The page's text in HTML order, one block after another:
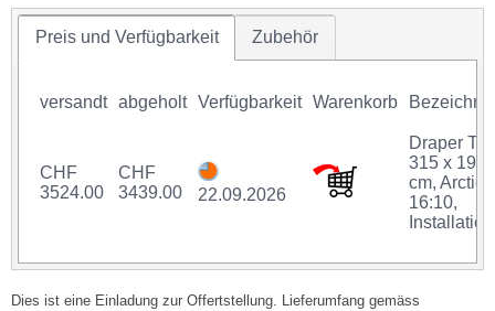
Preis und Verfügbarkeit Zubehör
versandt abgeholt Verfügbarkeit Warenkorb
CHF
3524.00
CHF
3439.00
22.09.2026
Draper
315 x 197
cm, Arctiq,
16:10,
Installation
Dies ist eine Einladung zur Offertstellung. Lieferumfang gemäss